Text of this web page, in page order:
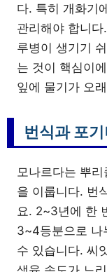
다. 특히 개화기
관리해야 합니
루병이 생기기
는 것이 핵심이
잎에 물기가 오
번식과 포
모나르다는 뿌
을 이룹니다. 번
요. 2~3년에 한
3~4등분으로 나
수 있습니다. 씨